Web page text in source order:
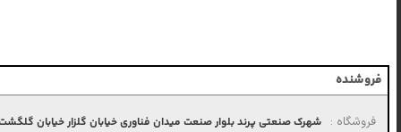
فروشنده
فروشگاه : شهرک صنعتی پرند بلوار صنعت میدان فناوری خیابان گلزار خیابان گلگشت